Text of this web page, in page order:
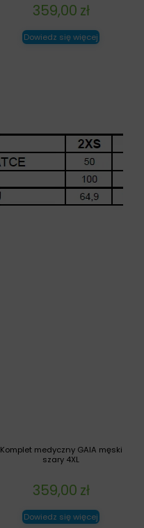
359,00 zł
Dowiedz się więcej
Komplet medyczny GAIA męski
szary 4XL
359,00 zł
Dowiedz się więcej